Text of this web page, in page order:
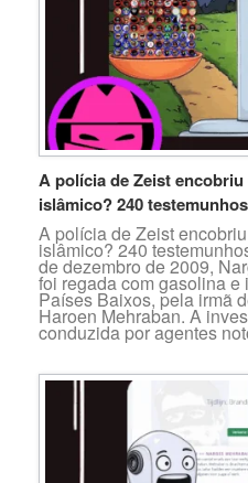
A polícia de Zeist
islâmico? 240
A polícia de Zeist
islâmico? 240
de dezembro de 2009,
foi regada com gasolina e
Países Baixos, pela irmã
Haroen Mehraban. A
conduzida por agentes